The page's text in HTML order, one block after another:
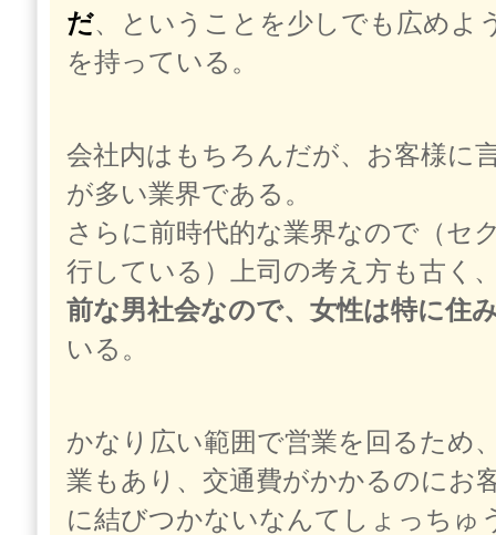
だ、ということを少しでも広めよ
を持っている。
会社内はもちろんだが、お客様に
が多い業界である。
さらに前時代的な業界なので（セ
行している）上司の考え方も古く
前な男社会なので、女性は特に住
いる。
かなり広い範囲で営業を回るため
業もあり、交通費がかかるのにお
に結びつかないなんてしょっちゅ